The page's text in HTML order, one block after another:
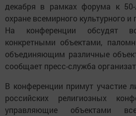
декабря в рамках форума к
охране всемирного культурного
На конференции обсудят
конкретными объектами,
объединяющим различные
сообщает пресс-служба
В конференции примут участие
российских религиозных
управляющие объектами